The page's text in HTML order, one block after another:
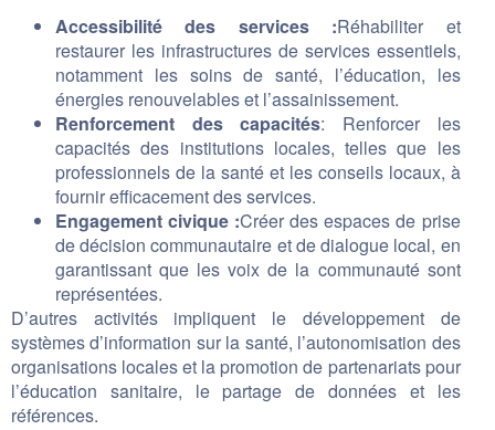
Accessibilité des services :Réhabiliter et
restaurer les infrastructures de services essentiels,
notamment les soins de santé, l’éducation, les
énergies renouvelables et l’assainissement.
Renforcement des capacités: Renforcer les
capacités des institutions locales, telles que les
professionnels de la santé et les conseils locaux, à
fournir efficacement des services.
Engagement civique :Créer des espaces de prise
de décision communautaire et de dialogue local, en
garantissant que les voix de la communauté sont
représentées.
D’autres activités impliquent le développement de
systèmes d’information sur la santé, l’autonomisation des
organisations locales et la promotion de partenariats pour
l’éducation sanitaire, le partage de données et les
références.